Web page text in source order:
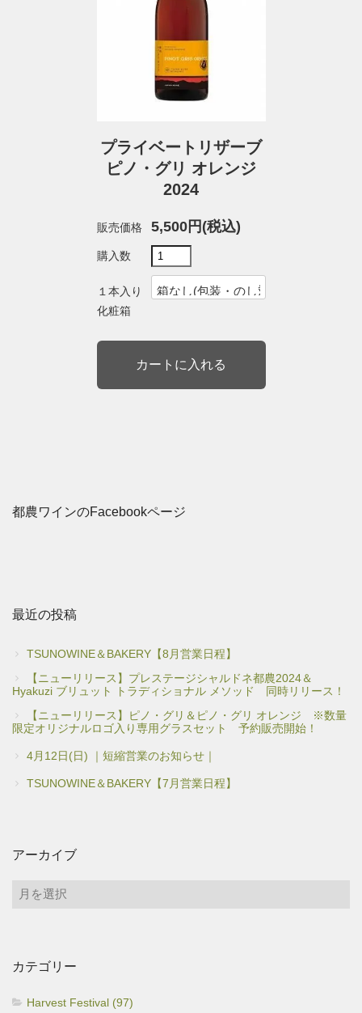
プライベートリザーブ
ピノ・グリ オレンジ
2024
販売価格 5,500円(税込)
購入数
１本入り
化粧箱
都農ワインのFacebookページ
最近の投稿
TSUNOWINE＆BAKERY【8月営業日程】
【ニューリリース】プレステージシャルドネ都農2024＆
Hyakuzi ブリュット トラディショナル メソッド 同時リリース！
【ニューリリース】ピノ・グリ＆ピノ・グリ オレンジ ※数量
限定オリジナルロゴ入り専用グラスセット 予約販売開始！
4月12日(日) ｜短縮営業のお知らせ｜
TSUNOWINE＆BAKERY【7月営業日程】
アーカイブ
ア
ブ
カテゴリー
Harvest Festival (97)